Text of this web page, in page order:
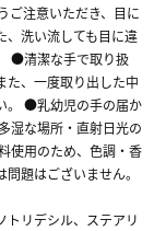
ご注意いただき、目に
、洗い流しても目に違
●清潔な手で取り扱
た、一度取り出した中
。 ●乳幼児の手の届か
湿な場所・直射日光の
使用のため、色調・香
題はございません。
トリデシル、ステアリ